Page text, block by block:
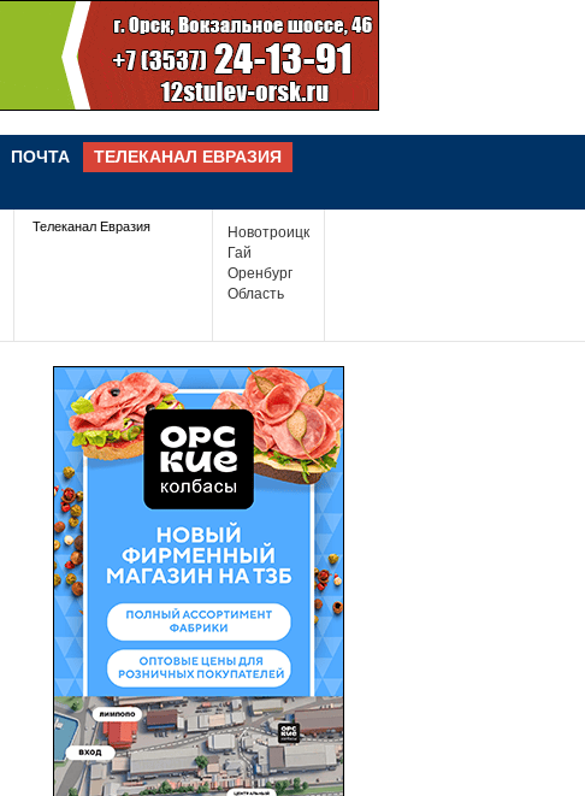
ПОЧТА ТЕЛЕКАНАЛ ЕВРАЗИЯ
Телеканал Евразия
Новотроицк
Гай
Оренбург
Область